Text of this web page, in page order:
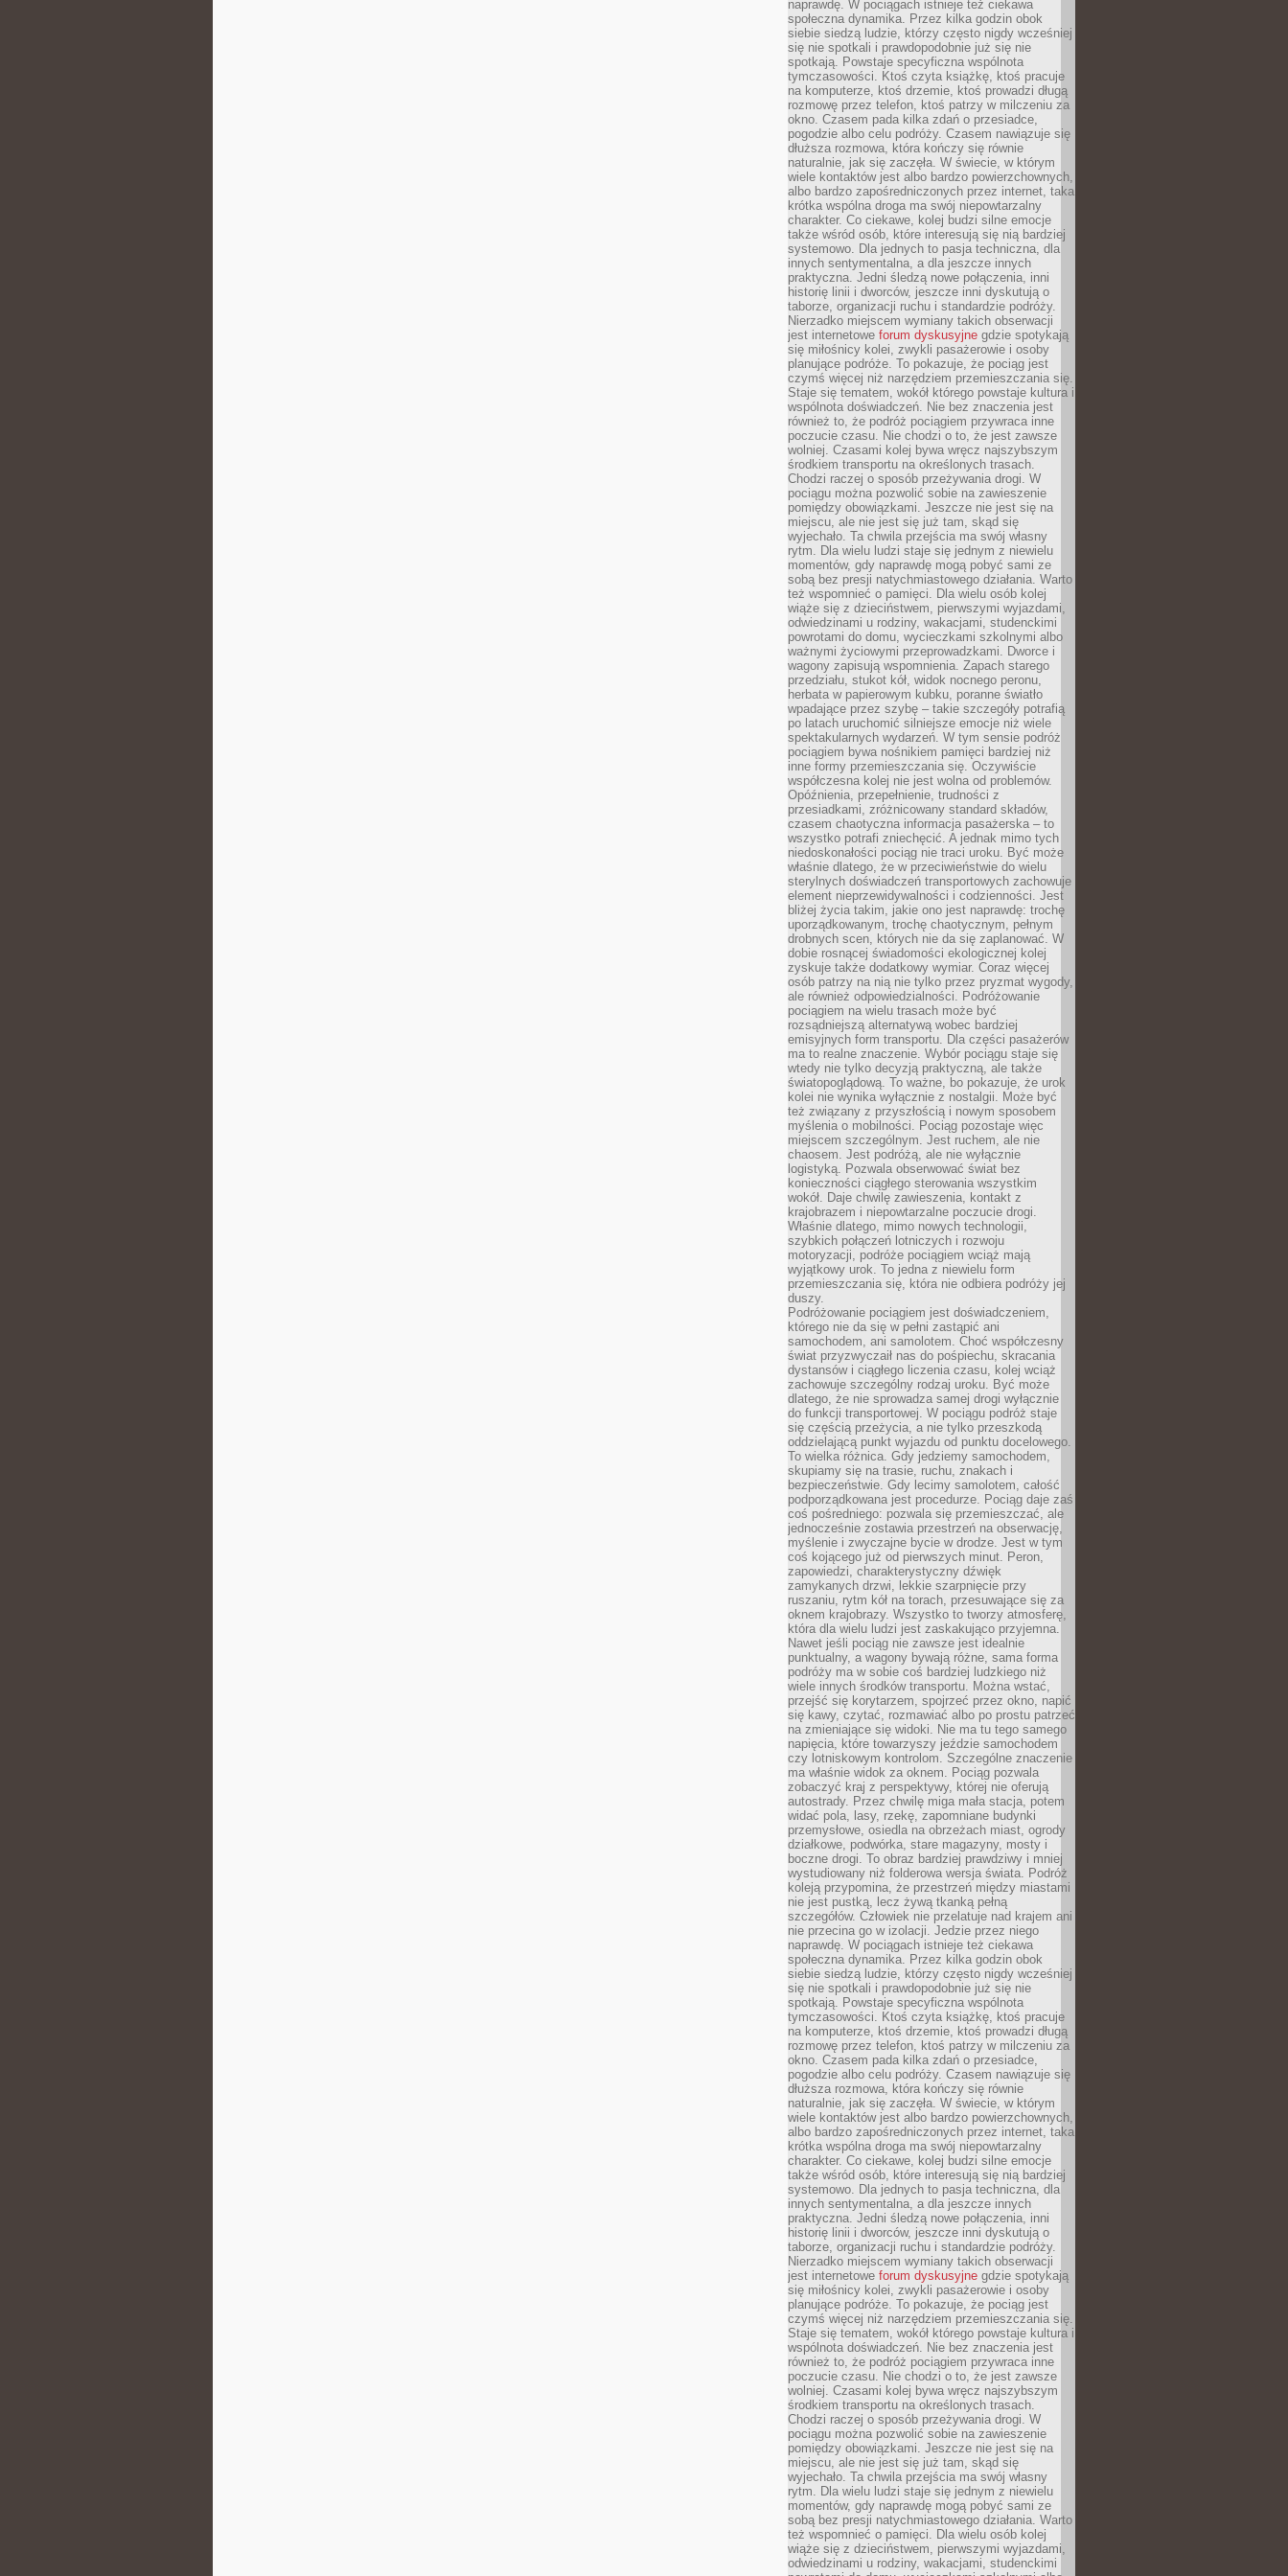
naprawdę. W pociągach istnieje też ciekawa
społeczna dynamika. Przez kilka godzin obok
siebie siedzą ludzie, którzy często nigdy wcześniej
się nie spotkali i prawdopodobnie już się nie
spotkają. Powstaje specyficzna wspólnota
tymczasowości. Ktoś czyta książkę, ktoś pracuje
na komputerze, ktoś drzemie, ktoś prowadzi długą
rozmowę przez telefon, ktoś patrzy w milczeniu za
okno. Czasem pada kilka zdań o przesiadce,
pogodzie albo celu podróży. Czasem nawiązuje się
dłuższa rozmowa, która kończy się równie
naturalnie, jak się zaczęła. W świecie, w którym
wiele kontaktów jest albo bardzo powierzchownych,
albo bardzo zapośredniczonych przez internet, taka
krótka wspólna droga ma swój niepowtarzalny
charakter. Co ciekawe, kolej budzi silne emocje
także wśród osób, które interesują się nią bardziej
systemowo. Dla jednych to pasja techniczna, dla
innych sentymentalna, a dla jeszcze innych
praktyczna. Jedni śledzą nowe połączenia, inni
historię linii i dworców, jeszcze inni dyskutują o
taborze, organizacji ruchu i standardzie podróży.
Nierzadko miejscem wymiany takich obserwacji
jest internetowe forum dyskusyjne gdzie spotykają
się miłośnicy kolei, zwykli pasażerowie i osoby
planujące podróże. To pokazuje, że pociąg jest
czymś więcej niż narzędziem przemieszczania się.
Staje się tematem, wokół którego powstaje kultura i
wspólnota doświadczeń. Nie bez znaczenia jest
również to, że podróż pociągiem przywraca inne
poczucie czasu. Nie chodzi o to, że jest zawsze
wolniej. Czasami kolej bywa wręcz najszybszym
środkiem transportu na określonych trasach.
Chodzi raczej o sposób przeżywania drogi. W
pociągu można pozwolić sobie na zawieszenie
pomiędzy obowiązkami. Jeszcze nie jest się na
miejscu, ale nie jest się już tam, skąd się
wyjechało. Ta chwila przejścia ma swój własny
rytm. Dla wielu ludzi staje się jednym z niewielu
momentów, gdy naprawdę mogą pobyć sami ze
sobą bez presji natychmiastowego działania. Warto
też wspomnieć o pamięci. Dla wielu osób kolej
wiąże się z dzieciństwem, pierwszymi wyjazdami,
odwiedzinami u rodziny, wakacjami, studenckimi
powrotami do domu, wycieczkami szkolnymi albo
ważnymi życiowymi przeprowadzkami. Dworce i
wagony zapisują wspomnienia. Zapach starego
przedziału, stukot kół, widok nocnego peronu,
herbata w papierowym kubku, poranne światło
wpadające przez szybę – takie szczegóły potrafią
po latach uruchomić silniejsze emocje niż wiele
spektakularnych wydarzeń. W tym sensie podróż
pociągiem bywa nośnikiem pamięci bardziej niż
inne formy przemieszczania się. Oczywiście
współczesna kolej nie jest wolna od problemów.
Opóźnienia, przepełnienie, trudności z
przesiadkami, zróżnicowany standard składów,
czasem chaotyczna informacja pasażerska – to
wszystko potrafi zniechęcić. A jednak mimo tych
niedoskonałości pociąg nie traci uroku. Być może
właśnie dlatego, że w przeciwieństwie do wielu
sterylnych doświadczeń transportowych zachowuje
element nieprzewidywalności i codzienności. Jest
bliżej życia takim, jakie ono jest naprawdę: trochę
uporządkowanym, trochę chaotycznym, pełnym
drobnych scen, których nie da się zaplanować. W
dobie rosnącej świadomości ekologicznej kolej
zyskuje także dodatkowy wymiar. Coraz więcej
osób patrzy na nią nie tylko przez pryzmat wygody,
ale również odpowiedzialności. Podróżowanie
pociągiem na wielu trasach może być
rozsądniejszą alternatywą wobec bardziej
emisyjnych form transportu. Dla części pasażerów
ma to realne znaczenie. Wybór pociągu staje się
wtedy nie tylko decyzją praktyczną, ale także
światopoglądową. To ważne, bo pokazuje, że urok
kolei nie wynika wyłącznie z nostalgii. Może być
też związany z przyszłością i nowym sposobem
myślenia o mobilności. Pociąg pozostaje więc
miejscem szczególnym. Jest ruchem, ale nie
chaosem. Jest podróżą, ale nie wyłącznie
logistyką. Pozwala obserwować świat bez
konieczności ciągłego sterowania wszystkim
wokół. Daje chwilę zawieszenia, kontakt z
krajobrazem i niepowtarzalne poczucie drogi.
Właśnie dlatego, mimo nowych technologii,
szybkich połączeń lotniczych i rozwoju
motoryzacji, podróże pociągiem wciąż mają
wyjątkowy urok. To jedna z niewielu form
przemieszczania się, która nie odbiera podróży jej
duszy.
Podróżowanie pociągiem jest doświadczeniem,
którego nie da się w pełni zastąpić ani
samochodem, ani samolotem. Choć współczesny
świat przyzwyczaił nas do pośpiechu, skracania
dystansów i ciągłego liczenia czasu, kolej wciąż
zachowuje szczególny rodzaj uroku. Być może
dlatego, że nie sprowadza samej drogi wyłącznie
do funkcji transportowej. W pociągu podróż staje
się częścią przeżycia, a nie tylko przeszkodą
oddzielającą punkt wyjazdu od punktu docelowego.
To wielka różnica. Gdy jedziemy samochodem,
skupiamy się na trasie, ruchu, znakach i
bezpieczeństwie. Gdy lecimy samolotem, całość
podporządkowana jest procedurze. Pociąg daje zaś
coś pośredniego: pozwala się przemieszczać, ale
jednocześnie zostawia przestrzeń na obserwację,
myślenie i zwyczajne bycie w drodze. Jest w tym
coś kojącego już od pierwszych minut. Peron,
zapowiedzi, charakterystyczny dźwięk
zamykanych drzwi, lekkie szarpnięcie przy
ruszaniu, rytm kół na torach, przesuwające się za
oknem krajobrazy. Wszystko to tworzy atmosferę,
która dla wielu ludzi jest zaskakująco przyjemna.
Nawet jeśli pociąg nie zawsze jest idealnie
punktualny, a wagony bywają różne, sama forma
podróży ma w sobie coś bardziej ludzkiego niż
wiele innych środków transportu. Można wstać,
przejść się korytarzem, spojrzeć przez okno, napić
się kawy, czytać, rozmawiać albo po prostu patrzeć
na zmieniające się widoki. Nie ma tu tego samego
napięcia, które towarzyszy jeździe samochodem
czy lotniskowym kontrolom. Szczególne znaczenie
ma właśnie widok za oknem. Pociąg pozwala
zobaczyć kraj z perspektywy, której nie oferują
autostrady. Przez chwilę miga mała stacja, potem
widać pola, lasy, rzekę, zapomniane budynki
przemysłowe, osiedla na obrzeżach miast, ogrody
działkowe, podwórka, stare magazyny, mosty i
boczne drogi. To obraz bardziej prawdziwy i mniej
wystudiowany niż folderowa wersja świata. Podróż
koleją przypomina, że przestrzeń między miastami
nie jest pustką, lecz żywą tkanką pełną
szczegółów. Człowiek nie przelatuje nad krajem ani
nie przecina go w izolacji. Jedzie przez niego
naprawdę. W pociągach istnieje też ciekawa
społeczna dynamika. Przez kilka godzin obok
siebie siedzą ludzie, którzy często nigdy wcześniej
się nie spotkali i prawdopodobnie już się nie
spotkają. Powstaje specyficzna wspólnota
tymczasowości. Ktoś czyta książkę, ktoś pracuje
na komputerze, ktoś drzemie, ktoś prowadzi długą
rozmowę przez telefon, ktoś patrzy w milczeniu za
okno. Czasem pada kilka zdań o przesiadce,
pogodzie albo celu podróży. Czasem nawiązuje się
dłuższa rozmowa, która kończy się równie
naturalnie, jak się zaczęła. W świecie, w którym
wiele kontaktów jest albo bardzo powierzchownych,
albo bardzo zapośredniczonych przez internet, taka
krótka wspólna droga ma swój niepowtarzalny
charakter. Co ciekawe, kolej budzi silne emocje
także wśród osób, które interesują się nią bardziej
systemowo. Dla jednych to pasja techniczna, dla
innych sentymentalna, a dla jeszcze innych
praktyczna. Jedni śledzą nowe połączenia, inni
historię linii i dworców, jeszcze inni dyskutują o
taborze, organizacji ruchu i standardzie podróży.
Nierzadko miejscem wymiany takich obserwacji
jest internetowe forum dyskusyjne gdzie spotykają
się miłośnicy kolei, zwykli pasażerowie i osoby
planujące podróże. To pokazuje, że pociąg jest
czymś więcej niż narzędziem przemieszczania się.
Staje się tematem, wokół którego powstaje kultura i
wspólnota doświadczeń. Nie bez znaczenia jest
również to, że podróż pociągiem przywraca inne
poczucie czasu. Nie chodzi o to, że jest zawsze
wolniej. Czasami kolej bywa wręcz najszybszym
środkiem transportu na określonych trasach.
Chodzi raczej o sposób przeżywania drogi. W
pociągu można pozwolić sobie na zawieszenie
pomiędzy obowiązkami. Jeszcze nie jest się na
miejscu, ale nie jest się już tam, skąd się
wyjechało. Ta chwila przejścia ma swój własny
rytm. Dla wielu ludzi staje się jednym z niewielu
momentów, gdy naprawdę mogą pobyć sami ze
sobą bez presji natychmiastowego działania. Warto
też wspomnieć o pamięci. Dla wielu osób kolej
wiąże się z dzieciństwem, pierwszymi wyjazdami,
odwiedzinami u rodziny, wakacjami, studenckimi